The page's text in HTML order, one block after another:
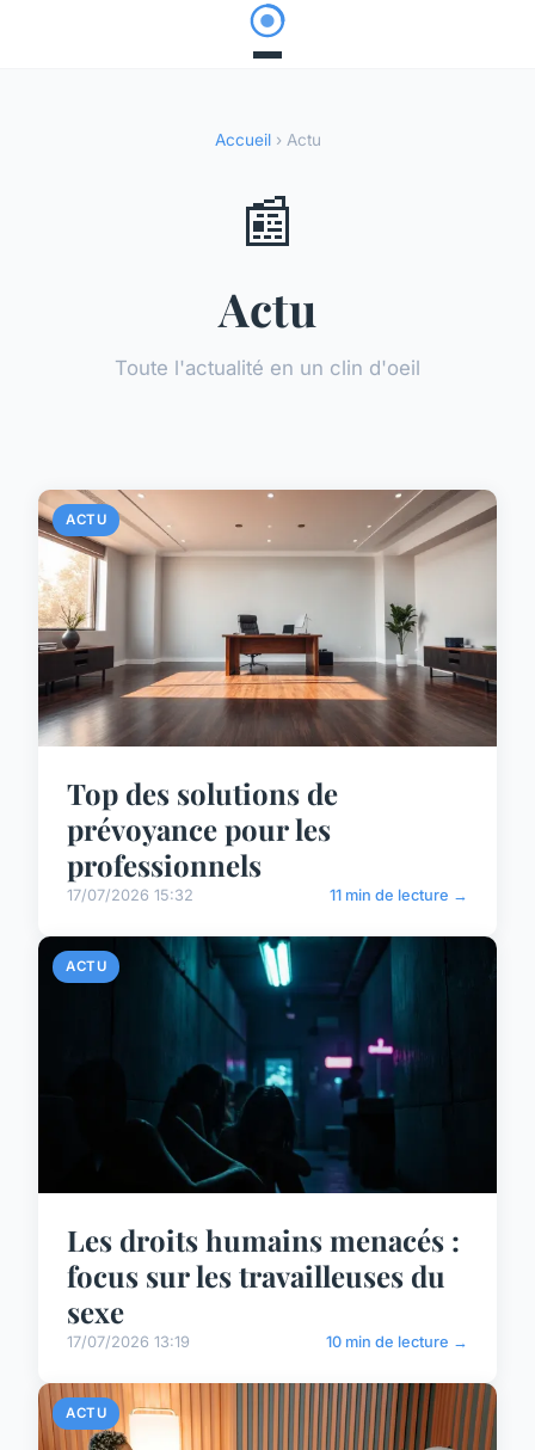
Accueil› Actu
📰
Actu
Toute l'actualité en un clin d'oeil
ACTU
Top des solutions de
prévoyance pour les
professionnels
17/07/2026 15:32 11 min de lecture →
ACTU
Les droits humains menacés :
focus sur les travailleuses du
sexe
17/07/2026 13:19 10 min de lecture →
ACTU